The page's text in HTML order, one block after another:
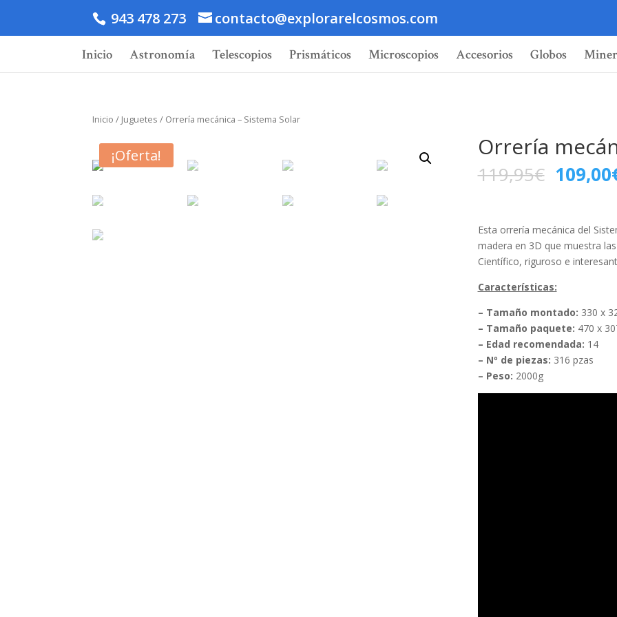
943 478 273 contacto@explorarelcosmos.com
Inicio Astronomía Telescopios Prismáticos Microscopios Accesorios Globos
Inicio / Juguetes / Orrería mecánica – Sistema Solar
¡Oferta! Orrería
119,95€ 109,00
Esta orrería mecánica del
madera en 3D que muestra
Científico, riguroso e
Características:
– Tamaño montado: 330 x
– Tamaño paquete: 470 x
– Edad recomendada: 14
– Nº de piezas: 316 pzas
– Peso: 2000g